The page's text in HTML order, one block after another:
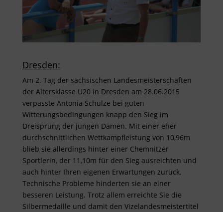
Dresden:
Am 2. Tag der sächsischen Landesmeisterschaften
der Altersklasse U20 in Dresden am 28.06.2015
verpasste Antonia Schulze bei guten
Witterungsbedingungen knapp den Sieg im
Dreisprung der jungen Damen. Mit einer eher
durchschnittlichen Wettkampfleistung von 10,96m
blieb sie allerdings hinter einer Chemnitzer
Sportlerin, der 11,10m für den Sieg ausreichten und
auch hinter Ihren eigenen Erwartungen zurück.
Technische Probleme hinderten sie an einer
besseren Leistung. Trotz allem erreichte Sie die
Silbermedaille und damit den Vizelandesmeistertitel